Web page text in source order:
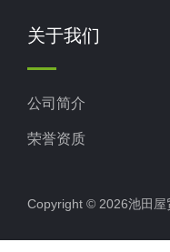
关于我们
公司简介
荣誉资质
Copyright © 2026池田